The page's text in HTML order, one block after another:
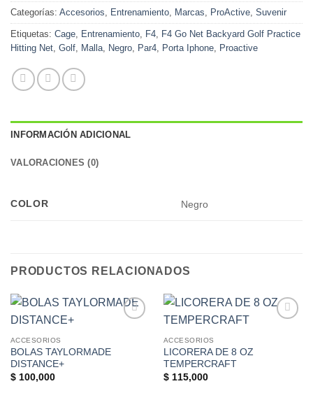
Categorías: Accesorios, Entrenamiento, Marcas, ProActive, Suvenir
Etiquetas: Cage, Entrenamiento, F4, F4 Go Net Backyard Golf Practice
Hitting Net, Golf, Malla, Negro, Par4, Porta Iphone, Proactive
INFORMACIÓN ADICIONAL
VALORACIONES (0)
COLOR Negro
PRODUCTOS RELACIONADOS
ACCESORIOS
BOLAS TAYLORMADE
DISTANCE+
$100,000
ACCESORIOS
LICORERA DE 8 OZ
TEMPERCRAFT
$115,000